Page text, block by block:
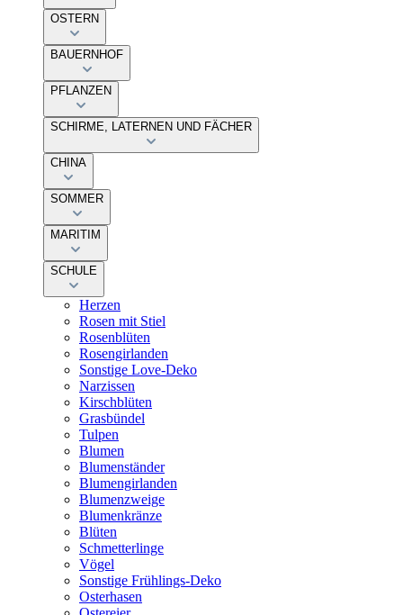
OSTERN
BAUERNHOF
PFLANZEN
SCHIRME, LATERNEN UND FÄCHER
CHINA
SOMMER
MARITIM
SCHULE
Herzen
Rosen mit Stiel
Rosenblüten
Rosengirlanden
Sonstige Love-Deko
Narzissen
Kirschblüten
Grasbündel
Tulpen
Blumen
Blumenständer
Blumengirlanden
Blumenzweige
Blumenkränze
Blüten
Schmetterlinge
Vögel
Sonstige Frühlings-Deko
Osterhasen